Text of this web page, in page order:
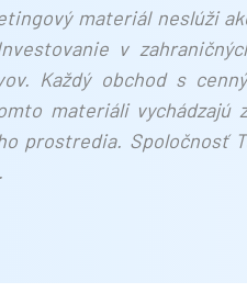
materiál neslúži
v
Každý obchod s
materiáli
prostredia. Spoločnosť